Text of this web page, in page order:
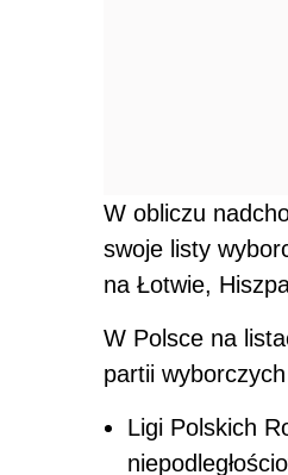
W obliczu
swoje listy
na Łotwie,
W Polsce na
partii
Ligi Polskich